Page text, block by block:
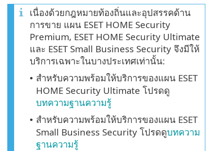
เนื่องด้วยกฎหมายท้องถิ่นและอุปสรรคด้าน
การขาย แผน ESET HOME Security
Premium, ESET HOME Security Ultimate
และ ESET Small Business Security จึงมีให้
บริการเฉพาะในบางประเทศเท่านั้น:
• สำหรับความพร้อมให้บริการของแผน ESET
HOME Security Ultimate โปรดดู
บทความฐานความรู้
• สำหรับความพร้อมให้บริการของแผน ESET
Small Business Security โปรดดูบทความ
ฐานความรู้